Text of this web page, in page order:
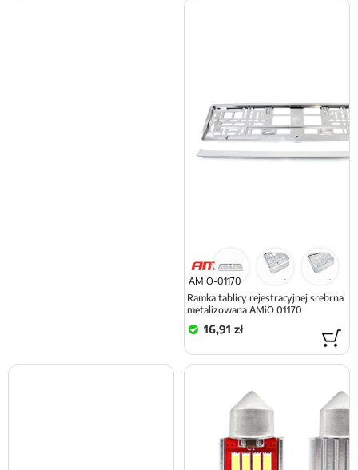
AMIO-01170
Ramka tablicy rejestracyjnej srebrna
metalizowana AMiO 01170
16,91 zł